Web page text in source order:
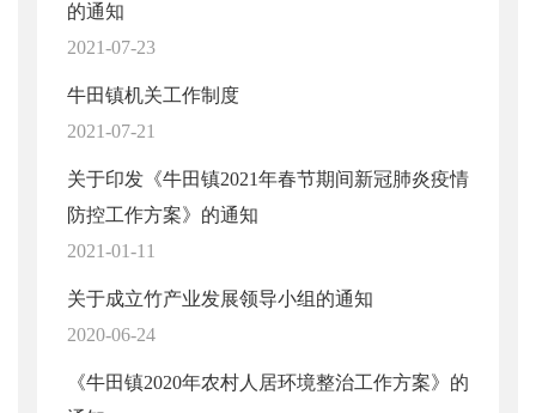
的通知
2021-07-23
牛田镇机关工作制度
2021-07-21
关于印发《牛田镇2021年春节期间新冠肺炎疫情
防控工作方案》的通知
2021-01-11
关于成立竹产业发展领导小组的通知
2020-06-24
《牛田镇2020年农村人居环境整治工作方案》的